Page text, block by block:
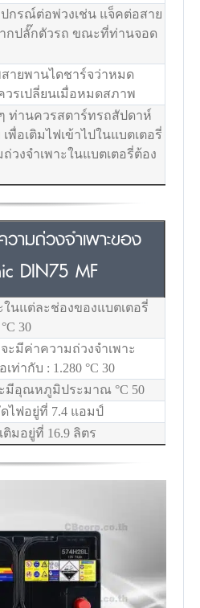
กรณ์ต่อพ่วงเช่น แจ็คต่อสาย
กปลั๊กตัวรถ ขณะที่ท่านจอด
ายพานไดชาร์จว่าหมด
รเปลี่ยนเมื่อหมดสภาพ
ท่านควรสตาร์ทรถสัปดาห์
พื่อเติมไฟเข้าไปในแบตเตอรี่
วงจำเพาะในแบตเตอรี่ต้อง
ามถ่วงจำเพาะของ
DIN75 MF
ในแต่ละช่องของแบตเตอรี่
°C 30
ะมีค่าความถ่วงจำเพาะ
ท่ากับ : 1.280 °C 30
มีอุณหภูมิประมาณ °C 50
ไฟอยู่ที่ 7.4 แอมป์
มอยู่ที่ 16.9 ลิตร